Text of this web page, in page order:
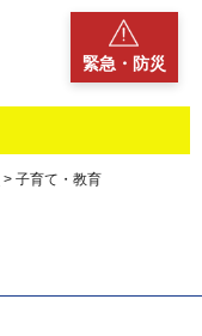
緊急・防災
> 子育て・教育